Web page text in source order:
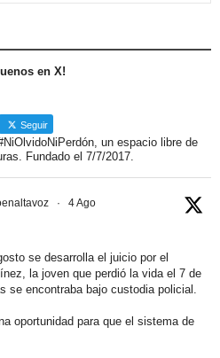
en X!
Seguir
un espacio libre de
Fundado el 7/7/2017.
· 4 Ago
se desarrolla el juicio por el
la joven que perdió la vida el 7 de
se encontraba bajo custodia policial.
oportunidad para que el sistema de